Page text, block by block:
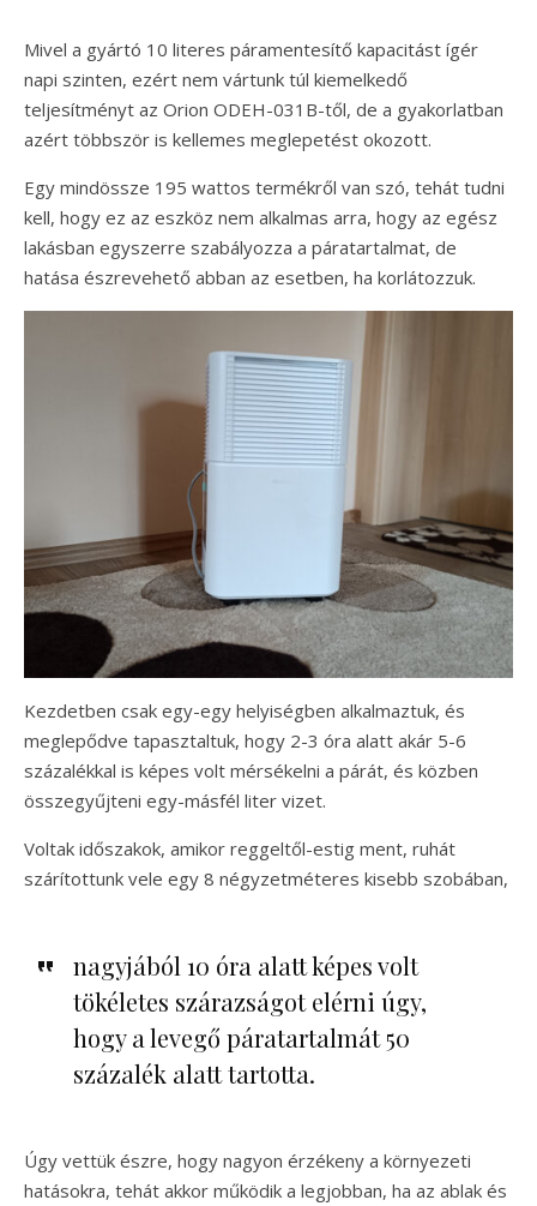
Mivel a gyártó 10 literes páramentesítő kapacitást ígér
napi szinten, ezért nem vártunk túl kiemelkedő
teljesítményt az Orion ODEH-031B-től, de a gyakorlatban
azért többször is kellemes meglepetést okozott.
Egy mindössze 195 wattos termékről van szó, tehát tudni
kell, hogy ez az eszköz nem alkalmas arra, hogy az egész
lakásban egyszerre szabályozza a páratartalmat, de
hatása észrevehető abban az esetben, ha korlátozzuk.
Kezdetben csak egy-egy helyiségben alkalmaztuk, és
meglepődve tapasztaltuk, hogy 2-3 óra alatt akár 5-6
százalékkal is képes volt mérsékelni a párát, és közben
összegyűjteni egy-másfél liter vizet.
Voltak időszakok, amikor reggeltől-estig ment, ruhát
szárítottunk vele egy 8 négyzetméteres kisebb szobában,
nagyjából 10 óra alatt képes volt
tökéletes szárazságot elérni úgy,
hogy a levegő páratartalmát 50
százalék alatt tartotta.
Úgy vettük észre, hogy nagyon érzékeny a környezeti
hatásokra, tehát akkor működik a legjobban, ha az ablak és